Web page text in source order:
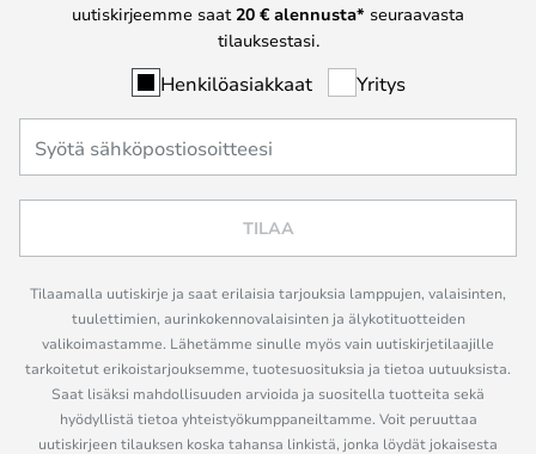
uutiskirjeemme saat 20 € alennusta* seuraavasta
tilauksestasi.
Henkilöasiakkaat Yritys
TILAA
Tilaamalla uutiskirje ja saat erilaisia tarjouksia lamppujen, valaisinten,
tuulettimien, aurinkokennovalaisinten ja älykotituotteiden
valikoimastamme. Lähetämme sinulle myös vain uutiskirjetilaajille
tarkoitetut erikoistarjouksemme, tuotesuosituksia ja tietoa uutuuksista.
Saat lisäksi mahdollisuuden arvioida ja suositella tuotteita sekä
hyödyllistä tietoa yhteistyökumppaneiltamme. Voit peruuttaa
uutiskirjeen tilauksen koska tahansa linkistä, jonka löydät jokaisesta